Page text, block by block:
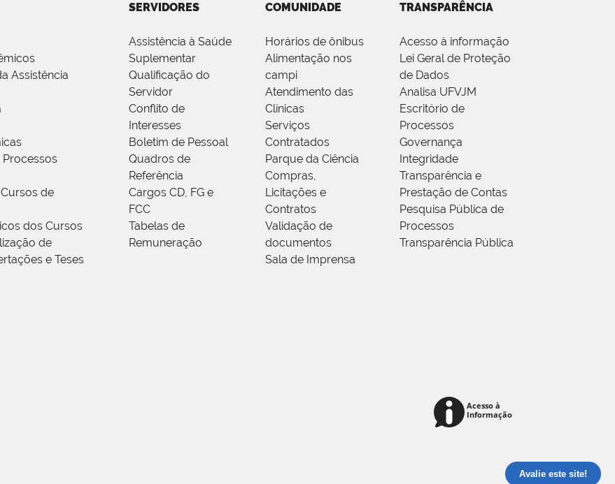
Assistência
de
dos Cursos
de
e Teses
SERVIDORES
Assistência à Saúde
Suplementar
Qualificação do
Servidor
Conflito de
Interesses
Boletim de Pessoal
Quadros de
Referência
Cargos CD, FG e
FCC
Tabelas de
Remuneração
COMUNIDADE
Horários de ônibus
Alimentação nos
campi
Atendimento das
Clínicas
Serviços
Contratados
Parque da Ciência
Compras,
Licitações e
Contratos
Validação de
documentos
Sala de Imprensa
TRANSPARÊNCIA
Acesso à informação
Lei Geral de Proteção
de Dados
Analisa UFVJM
Escritório de
Processos
Governança
Integridade
Transparência e
Prestação de Contas
Pesquisa Pública de
Processos
Transparência Pública
Avalie este site!